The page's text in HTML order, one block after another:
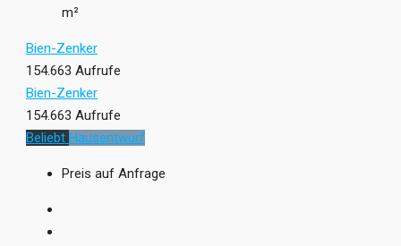
m²
Bien-Zenker
154.663 Aufrufe
Bien-Zenker
154.663 Aufrufe
Beliebt Hausentwurf
Preis auf Anfrage